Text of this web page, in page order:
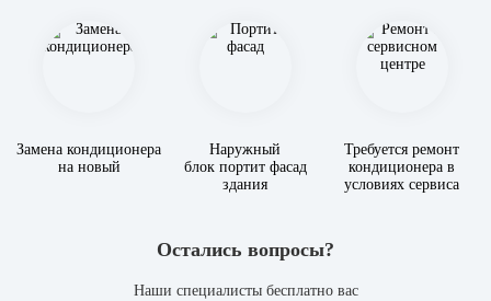
Замена кондиционера
на новый
Наружный
блок портит фасад
здания
Требуется ремонт
кондиционера в
условиях сервиса
Остались вопросы?
Наши специалисты бесплатно вас